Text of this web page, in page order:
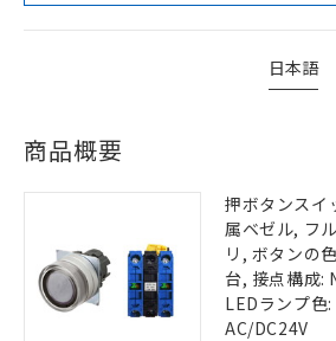
日本語
商品概要
押ボタンスイ
属ベゼル, フ
リ, ボタンの
台, 接点構成:
LEDランプ色
AC/DC24V